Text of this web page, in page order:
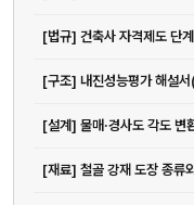
[법규] 건축사 자격제도
[구조] 내진성능평가 해설